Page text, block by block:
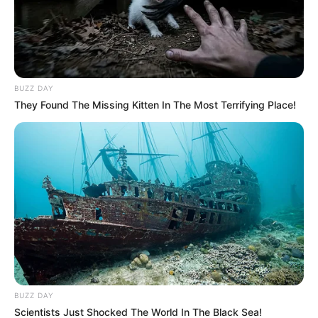
Alerta amarilla de Interpol: qué
BUZZ DAY
They Found The Missing Kitten In The Most Terrifying Place!
BUZZ DAY
Scientists Just Shocked The World In The Black Sea!